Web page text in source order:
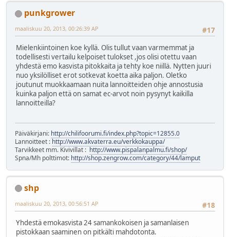
punkgrower
#17
maaliskuu 20, 2013, 00:26:39 AP
Mielenkiintoinen koe kyllä. Olis tullut vaan varmemmat ja
todellisesti vertailu kelpoiset tulokset ,jos olisi otettu vaan
yhdestä emo kasvista pitokkaita ja tehty koe niillä. Nytten juuri
nuo yksilölliset erot sotkevat koetta aika paljon. Oletko
joutunut muokkaamaan nuita lannoitteiden ohje annostusia
kuinka paljon että on samat ec-arvot noin pysynyt kaikilla
lannoitteilla?
Päiväkirjani: http://chilifoorumi.fi/index.php?topic=12855.0
Lannoitteet : http://www.akvaterra.eu/verkkokauppa/
Tarvikkeet mm. Kivivillat : http://www.pispalanpalmu.fi/shop/
Spna/Mh polttimot: http://shop.zengrow.com/category/44/lamput
shp
#18
maaliskuu 20, 2013, 00:56:51 AP
Yhdestä emokasvista 24 samankokoisen ja samanlaisen
pistokkaan saaminen on pitkälti mahdotonta.